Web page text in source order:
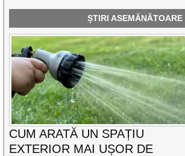
ȘTIRI ASEMĂNĂTOARE
CUM ARATĂ UN SPAȚIU
EXTERIOR MAI UȘOR DE